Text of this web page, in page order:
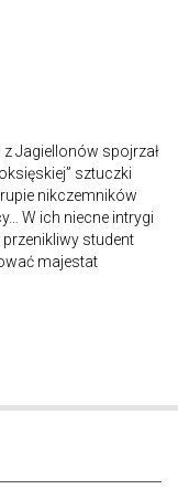
Jagiellonów spojrzał
sztuczki
nikczemników
W ich niecne intrygi
student
majestat